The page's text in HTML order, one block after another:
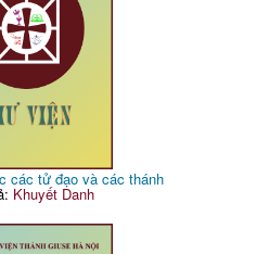
các tử đạo và các thánh
Khuyết Danh